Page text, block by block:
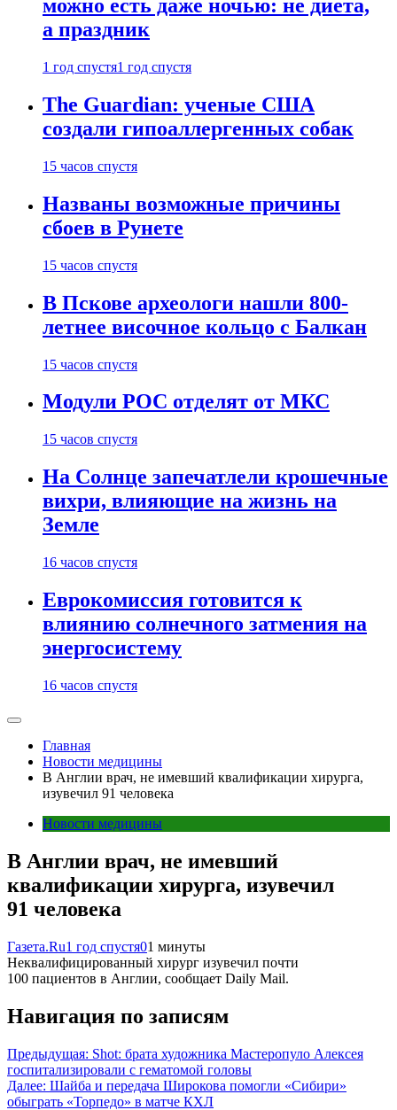
можно есть даже ночью: не диета,
а праздник
1 год спустя1 год спустя
The Guardian: ученые США
создали гипоаллергенных собак
15 часов спустя
Названы возможные причины
сбоев в Рунете
15 часов спустя
В Пскове археологи нашли 800-
летнее височное кольцо с Балкан
15 часов спустя
Модули РОС отделят от МКС
15 часов спустя
На Солнце запечатлели крошечные
вихри, влияющие на жизнь на
Земле
16 часов спустя
Еврокомиссия готовится к
влиянию солнечного затмения на
энергосистему
16 часов спустя
Главная
Новости медицины
В Англии врач, не имевший квалификации хирурга,
изувечил 91 человека
Новости медицины
В Англии врач, не имевший
квалификации хирурга, изувечил
91 человека
Газета.Ru1 год спустя01 минуты
Неквалифицированный хирург изувечил почти
100 пациентов в Англии, сообщает Daily Mail.
Навигация по записям
Предыдущая: Shot: брата художника Мастеропуло Алексея
госпитализировали с гематомой головы
Далее: Шайба и передача Широкова помогли «Сибири»
обыграть «Торпедо» в матче КХЛ